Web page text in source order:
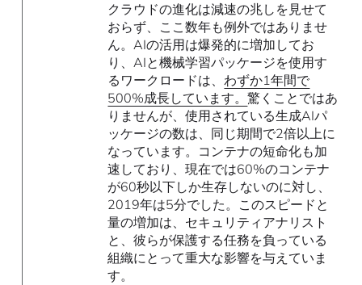
クラウドの進化は減速の兆しを見せて
おらず、ここ数年も例外ではありませ
ん。AIの活用は爆発的に増加してお
り、AIと機械学習パッケージを使用す
るワークロードは、わずか1年間で
500%成長しています。驚くことではあ
りませんが、使用されている生成AIパ
ッケージの数は、同じ期間で2倍以上に
なっています。コンテナの短命化も加
速しており、現在では60%のコンテナ
が60秒以下しか生存しないのに対し、
2019年は5分でした。このスピードと
量の増加は、セキュリティアナリスト
と、彼らが保護する任務を負っている
組織にとって重大な影響を与えていま
す。